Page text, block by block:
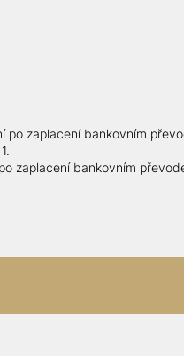
zaplacení bankovním
zaplacení bankovním